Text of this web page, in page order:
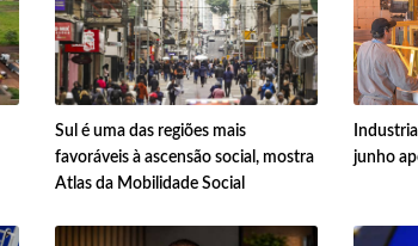
Sul é uma das regiões mais
favoráveis à ascensão social, mostra
Atlas da Mobilidade Social
junho